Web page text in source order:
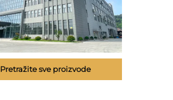
Pretražite sve proizvode